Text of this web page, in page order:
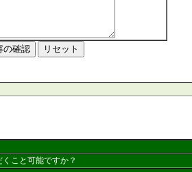
こと可能ですか？